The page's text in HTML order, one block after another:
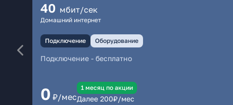
40 мбит/сек
Домашний интернет
Подключение Оборудование
Подключение - бесплатно
0 ₽/мес
1 месяц по акции
Далее 200₽/мес